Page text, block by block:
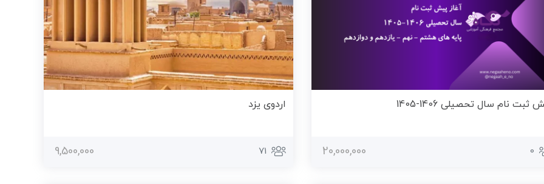
ثبت نام سال تحصیلی 1406-1405
0
20,000,000
اردوی یزد
71
9,500,000